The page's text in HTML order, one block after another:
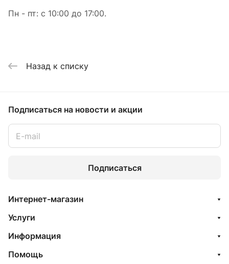
Пн - пт: с 10:00 до 17:00.
Назад к списку
Подписаться на новости и акции
Подписаться
Интернет-магазин
Услуги
Информация
Помощь